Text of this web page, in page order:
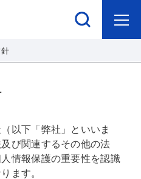
以下「弊社」といいま
び関連するその他の法
情報保護の重要性を認識
ます。